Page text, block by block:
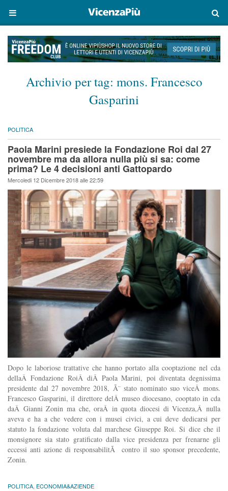
Archivio per tag: mons. Francesco
Gasparini
POLITICA
Paola Marini presiede la Fondazione Roi dal 27
novembre ma da allora nulla più si sa: come
prima? Le 4 decisioni anti Gattopardo
Mercoledi 12 Dicembre 2018 alle 22:59
Dopo le laboriose trattative che hanno portato alla cooptazione nel cda
dellaÂ Fondazione RoiÂ diÂ Paola Marini, poi diventata degnissima
presidente dal 27 novembre 2018, Ã¨ stato nominato suo viceÂ mons.
Francesco Gasparini, il direttore delÂ museo diocesano, cooptato in cda
daÂ Gianni Zonin ma che, oraÂ in quota diocesi di Vicenza,Â nulla
aveva e ha a che vedere con i musei civici, a cui deve dedicarsi per
statuto la fondazione voluta dal marchese Giuseppe Roi. Si dice che il
monsignore sia stato gratificato dalla vice presidenza per frenarne gli
eccessi anti azione di responsabilitÃ contro il suo sponsor precedente,
Zonin.
POLITICA ECONOMIA&AZIENDE